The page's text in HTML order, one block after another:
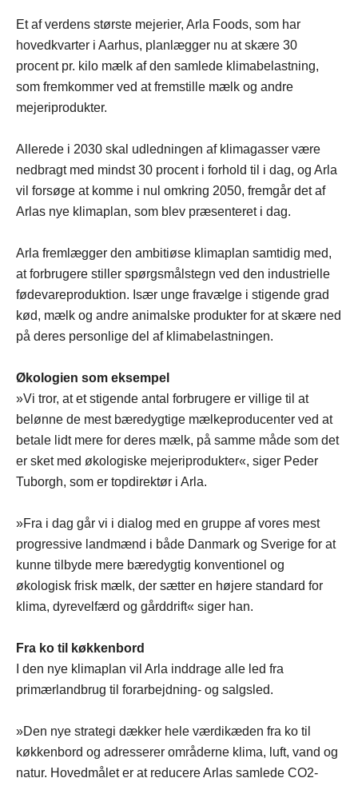
Et af verdens største mejerier, Arla Foods, som har
hovedkvarter i Aarhus, planlægger nu at skære 30
procent pr. kilo mælk af den samlede klimabelastning,
som fremkommer ved at fremstille mælk og andre
mejeriprodukter.
Allerede i 2030 skal udledningen af klimagasser være
nedbragt med mindst 30 procent i forhold til i dag, og Arla
vil forsøge at komme i nul omkring 2050, fremgår det af
Arlas nye klimaplan, som blev præsenteret i dag.
Arla fremlægger den ambitiøse klimaplan samtidig med,
at forbrugere stiller spørgsmålstegn ved den industrielle
fødevareproduktion. Især unge fravælge i stigende grad
kød, mælk og andre animalske produkter for at skære ned
på deres personlige del af klimabelastningen.
Økologien som eksempel
»Vi tror, at et stigende antal forbrugere er villige til at
belønne de mest bæredygtige mælkeproducenter ved at
betale lidt mere for deres mælk, på samme måde som det
er sket med økologiske mejeriprodukter«, siger Peder
Tuborgh, som er topdirektør i Arla.
»Fra i dag går vi i dialog med en gruppe af vores mest
progressive landmænd i både Danmark og Sverige for at
kunne tilbyde mere bæredygtig konventionel og
økologisk frisk mælk, der sætter en højere standard for
klima, dyrevelfærd og gårddrift« siger han.
Fra ko til køkkenbord
I den nye klimaplan vil Arla inddrage alle led fra
primærlandbrug til forarbejdning- og salgsled.
»Den nye strategi dækker hele værdikæden fra ko til
køkkenbord og adresserer områderne klima, luft, vand og
natur. Hovedmålet er at reducere Arlas samlede CO2-